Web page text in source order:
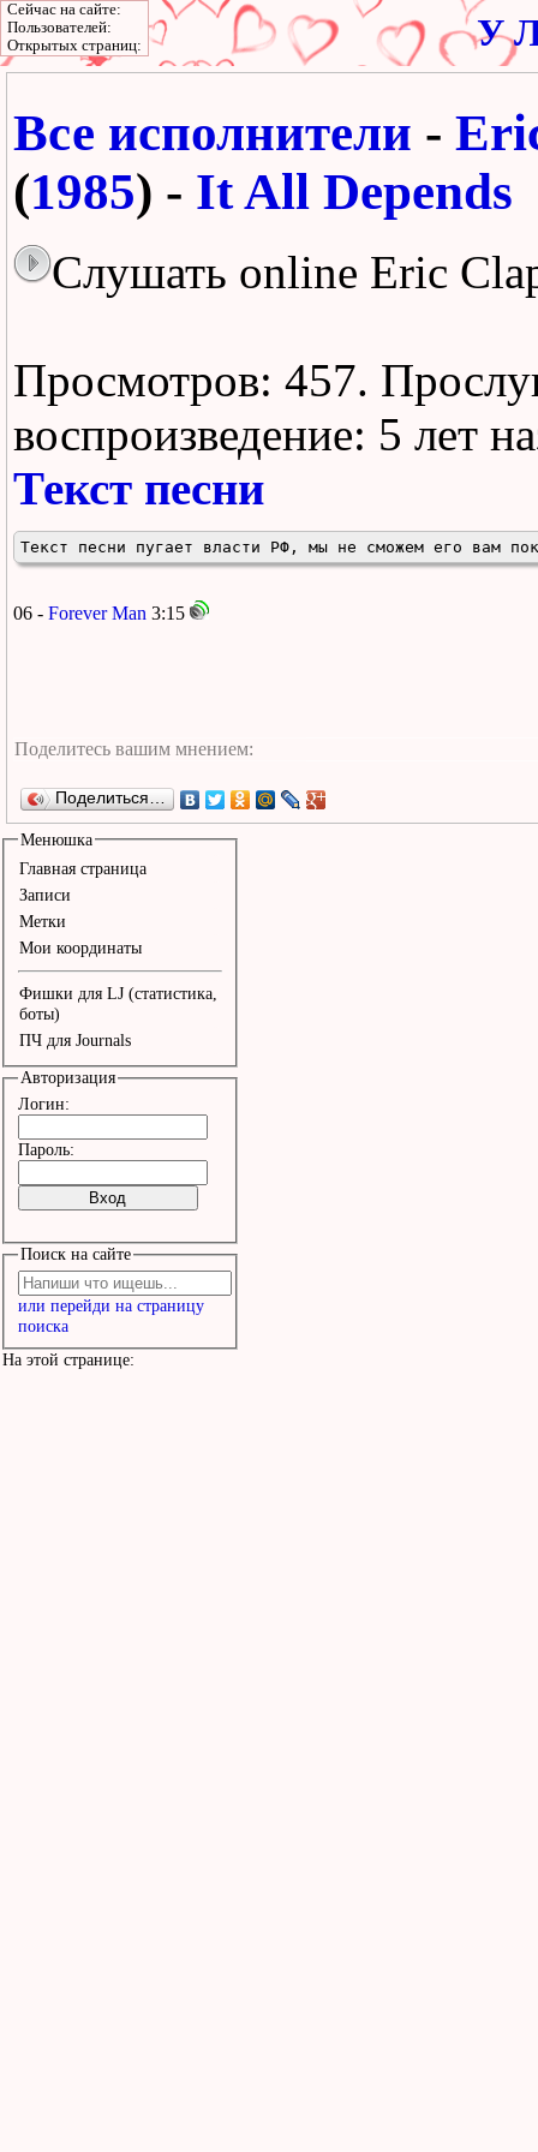
У
Все исполнители -
(1985) - It All Depends
Слушать online Eric
Просмотров: 457.
воспроизведение: 5 лет
Текст песни
Текст песни пугает власти РФ, мы не сможем его вам
06 - Forever Man 3:15
Поделиться…
Менюшка
Главная страница
Записи
Метки
Мои координаты
Фишки для LJ (статистика,
боты)
ПЧ для Journals
Авторизация
Логин:
Пароль:
Поиск на сайте
или перейди на страницу
поиска
На этой странице:
Сейчас на сайте:
Пользователей:
Открытых страниц: